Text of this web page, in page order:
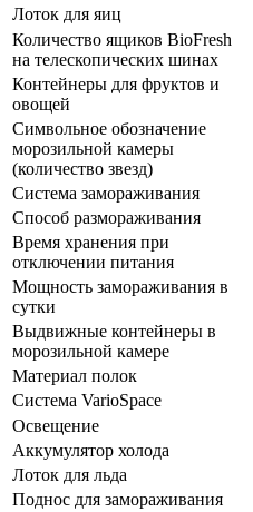
Лоток для яиц
Количество ящиков BioFresh
на телескопических шинах
Контейнеры для фруктов и
овощей
Символьное обозначение
морозильной камеры
(количество звезд)
Система замораживания
Способ размораживания
Время хранения при
отключении питания
Мощность замораживания в
сутки
Выдвижные контейнеры в
морозильной камере
Материал полок
Система VarioSpace
Освещение
Аккумулятор холода
Лоток для льда
Поднос для замораживания